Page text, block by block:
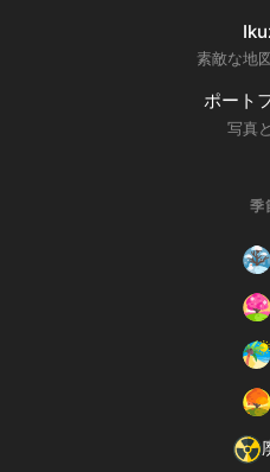
素敵な地
ポート
写真
季